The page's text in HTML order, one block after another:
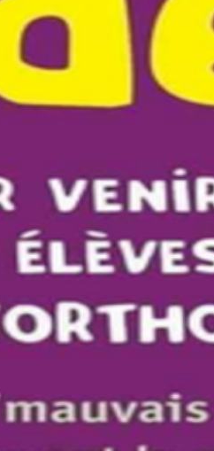
ET PATATOUF
SAÂDOU LE MAGNIFIQUE
LE PETIT SAVANT